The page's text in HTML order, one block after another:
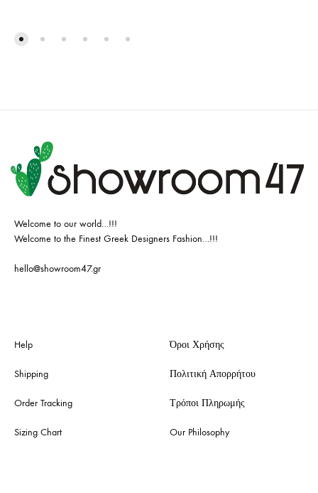
Welcome to our world…!!!
Welcome to the Finest Greek Designers Fashion…!!!
hello@showroom47.gr
Help
Shipping
Order Tracking
Sizing Chart
Όροι Χρήσης
Πολιτική Απορρήτου
Τρόποι Πληρωμής
Our Philosophy